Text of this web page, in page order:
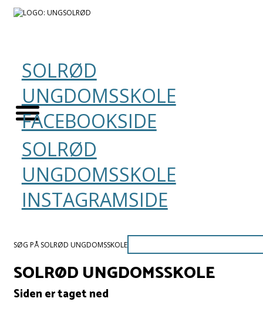
SOLRØD
UNGDOMSSKOLE
FACEBOOKSIDE
SOLRØD
UNGDOMSSKOLE
INSTAGRAMSIDE
SØG PÅ SOLRØD UNGDOMSSKOLE
SOLRØD UNGDOMSSKOLE
Siden er taget ned